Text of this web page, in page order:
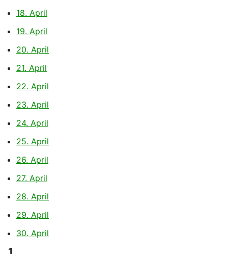
18. April
19. April
20. April
21. April
22. April
23. April
24. April
25. April
26. April
27. April
28. April
29. April
30. April
1